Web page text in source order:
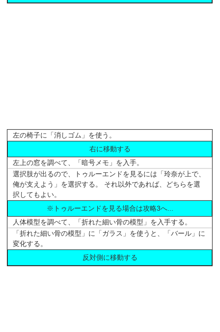
左の椅子に「消しゴム」を使う。
右に移動する
左上の窓を調べて、「暗号メモ」を入手。
選択肢が出るので、トゥルーエンドを見るには「玲奈が上で、
俺が支えよう」を選択する。 それ以外であれば、どちらを選
択してもよい。
※トゥルーエンドを見る場合は攻略3へ...
人体模型を調べて、「折れた細い骨の模型」を入手する。
「折れた細い骨の模型」に「ガラス」を使うと、「バール」に
変化する。
反対側に移動する